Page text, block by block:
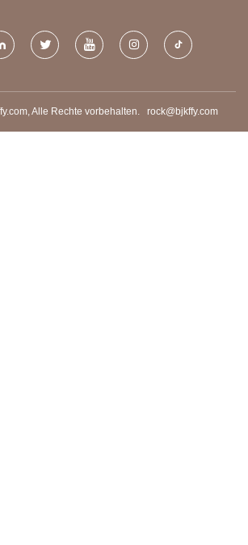
Alle Rechte vorbehalten. rock@bjkffy.com